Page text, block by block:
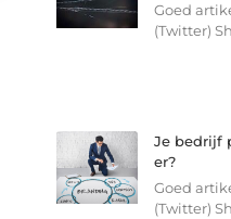
Goed
(Twitter)
Je bedrijf
er?
Goed
(Twitter)